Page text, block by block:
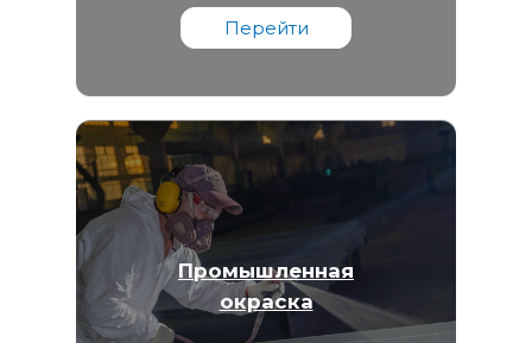
Перейти
Промышленная
окраска